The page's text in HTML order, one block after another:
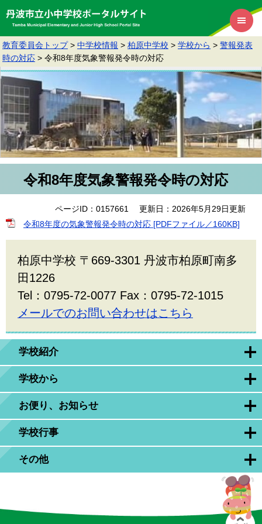
教育委員会トップ > 中学校情報 > 柏原中学校 > 学校から > 警報発表
時の対応 > 令和8年度気象警報発令時の対応
学校紹介
学校から
お便り、お知らせ
学校行事
その他
令和8年度気象警報発令時の対応
ページID：0157661
更新日：2026年5月29日更新
令和8年度の気象警報発令時の対応 [PDFファイル／160KB]
柏原中学校 〒669-3301 丹波市柏原町南多
田1226
Tel：0795-72-0077 Fax：0795-72-1015
メールでのお問い合わせはこちら